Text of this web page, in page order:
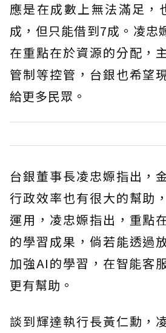
應是在成數上無法滿足，
成，但只能借到7成。凌忠
在重點在於資源的分配，
管制等控管，台銀也希望
給更多民眾。
台銀董事長凌忠嫄指出，
行政效率也有很大的幫助
運用，凌忠嫄指出，重點
的學習成果，倘若能透過
加強AI的學習，在智能客
更有幫助。
談到輝達執行長黃仁勳，